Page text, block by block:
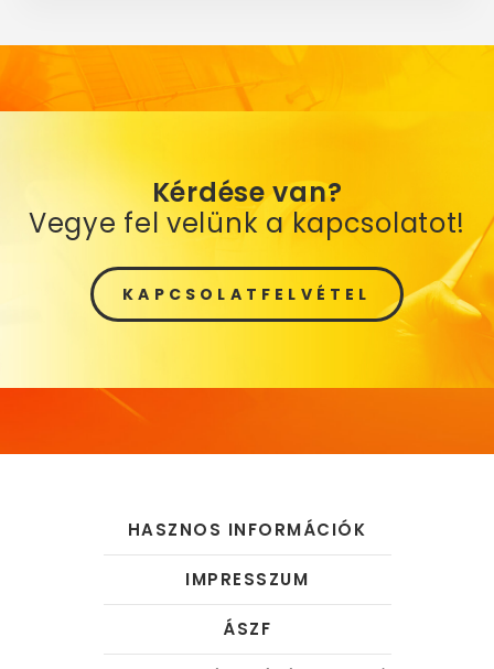
Kérdése van?
Vegye fel velünk a kapcsolatot!
KAPCSOLATFELVÉTEL
HASZNOS INFORMÁCIÓK
IMPRESSZUM
ÁSZF